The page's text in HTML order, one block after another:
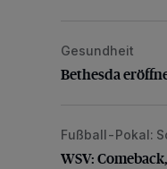
Bethesda
Gesundheit
Bethesda
WSV:
Fußball-Pokal:
WSV: